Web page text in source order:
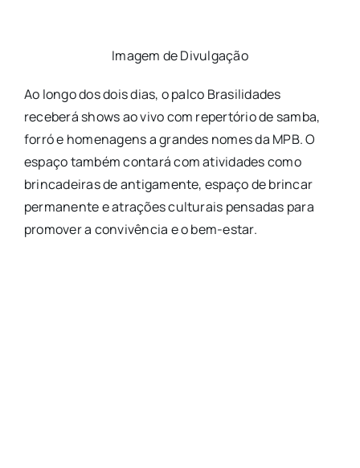
Imagem de Divulgação
Ao longo dos dois dias, o palco Brasilidades
receberá shows ao vivo com repertório de samba,
forró e homenagens a grandes nomes da MPB. O
espaço também contará com atividades como
brincadeiras de antigamente, espaço de brincar
permanente e atrações culturais pensadas para
promover a convivência e o bem-estar.